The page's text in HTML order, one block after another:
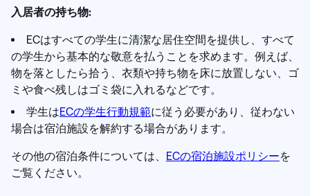
入居者の持ち物:
ECはすべての学生に清潔な居住空間を提供し、すべて
の学生から基本的な敬意を払うことを求めます。例えば、
物を落としたら拾う、衣類や持ち物を床に放置しない、ゴ
ミや食べ残しはゴミ袋に入れるなどです。
学生はECの学生行動規範に従う必要があり、従わない
場合は宿泊施設を解約する場合があります。
その他の宿泊条件については、 ECの宿泊施設ポリシーを
ご覧ください。